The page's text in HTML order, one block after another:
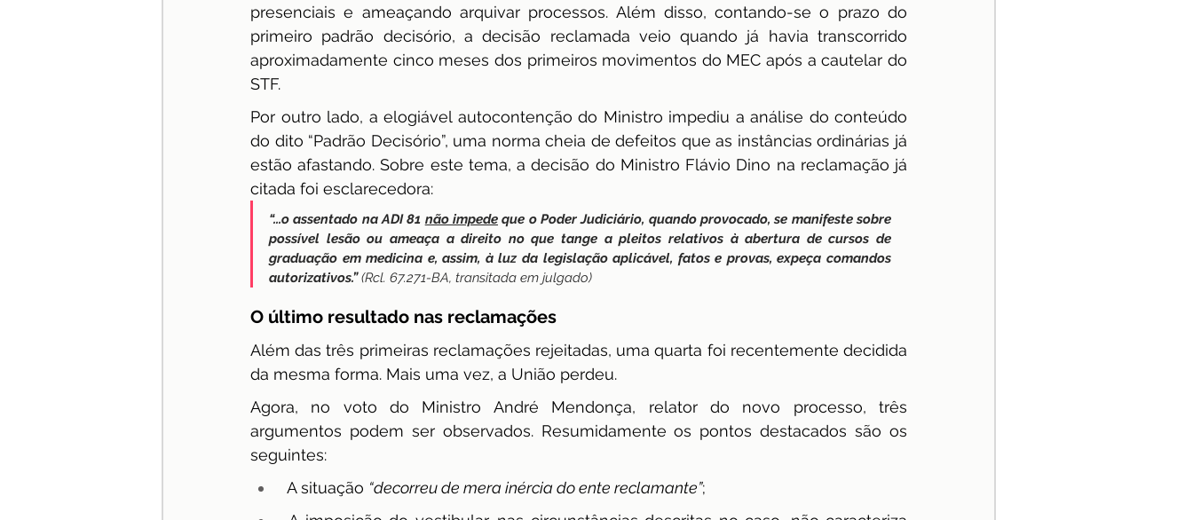
presenciais e ameaçando arquivar processos. Além disso, contando-se o prazo do
primeiro padrão decisório, a decisão reclamada veio quando já havia transcorrido
aproximadamente cinco meses dos primeiros movimentos do MEC após a cautelar do
STF.
Por outro lado, a elogiável autocontenção do Ministro impediu a análise do conteúdo
do dito “Padrão Decisório”, uma norma cheia de defeitos que as instâncias ordinárias já
estão afastando. Sobre este tema, a decisão do Ministro Flávio Dino na reclamação já
citada foi esclarecedora:
“...o assentado na ADI 81 não impede que o Poder Judiciário, quando provocado, se manifeste sobre
possível lesão ou ameaça a direito no que tange a pleitos relativos à abertura de cursos de
graduação em medicina e, assim, à luz da legislação aplicável, fatos e provas, expeça comandos
autorizativos.” (Rcl. 67.271-BA, transitada em julgado)
O último resultado nas reclamações
Além das três primeiras reclamações rejeitadas, uma quarta foi recentemente decidida
da mesma forma. Mais uma vez, a União perdeu.
Agora, no voto do Ministro André Mendonça, relator do novo processo, três
argumentos podem ser observados. Resumidamente os pontos destacados são os
seguintes:
A situação “decorreu de mera inércia do ente reclamante”;